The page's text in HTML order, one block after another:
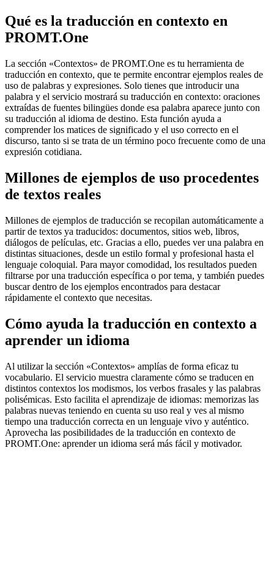
Qué es la traducción en contexto en
PROMT.One
La sección «Contextos» de PROMT.One es tu herramienta de
traducción en contexto, que te permite encontrar ejemplos reales de
uso de palabras y expresiones. Solo tienes que introducir una
palabra y el servicio mostrará su traducción en contexto: oraciones
extraídas de fuentes bilingües donde esa palabra aparece junto con
su traducción al idioma de destino. Esta función ayuda a
comprender los matices de significado y el uso correcto en el
discurso, tanto si se trata de un término poco frecuente como de una
expresión cotidiana.
Millones de ejemplos de uso procedentes
de textos reales
Millones de ejemplos de traducción se recopilan automáticamente a
partir de textos ya traducidos: documentos, sitios web, libros,
diálogos de películas, etc. Gracias a ello, puedes ver una palabra en
distintas situaciones, desde un estilo formal y profesional hasta el
lenguaje coloquial. Para mayor comodidad, los resultados pueden
filtrarse por una traducción específica o por tema, y también puedes
buscar dentro de los ejemplos encontrados para destacar
rápidamente el contexto que necesitas.
Cómo ayuda la traducción en contexto a
aprender un idioma
Al utilizar la sección «Contextos» amplías de forma eficaz tu
vocabulario. El servicio muestra claramente cómo se traducen en
distintos contextos los modismos, los verbos frasales y las palabras
polisémicas. Esto facilita el aprendizaje de idiomas: memorizas las
palabras nuevas teniendo en cuenta su uso real y ves al mismo
tiempo una traducción correcta en un lenguaje vivo y auténtico.
Aprovecha las posibilidades de la traducción en contexto de
PROMT.One: aprender un idioma será más fácil y motivador.